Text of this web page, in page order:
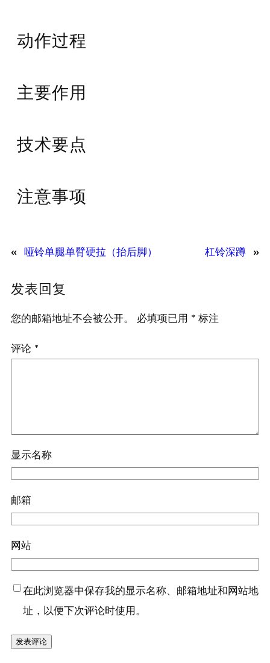
动作过程
主要作用
技术要点
注意事项
« 哑铃单腿单臂硬拉（抬后脚） 杠铃深蹲 »
发表回复
您的邮箱地址不会被公开。 必填项已用 * 标注
评论 *
显示名称
邮箱
网站
在此浏览器中保存我的显示名称、邮箱地址和网站地
址，以便下次评论时使用。